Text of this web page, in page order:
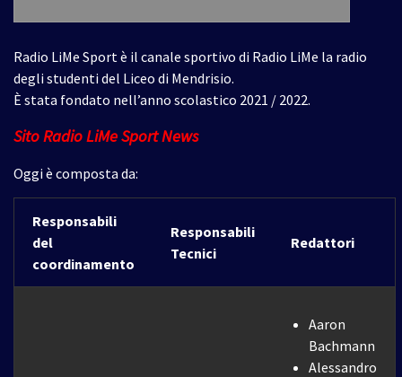
Radio LiMe Sport è il canale sportivo di Radio LiMe la radio
degli studenti del Liceo di Mendrisio.
È stata fondato nell’anno scolastico 2021 / 2022.
Sito Radio LiMe Sport News
Oggi è composta da:
Responsabili
del
coordinamento
Responsabili
Tecnici
Redattori
Aaron
Bachmann
Alessandro